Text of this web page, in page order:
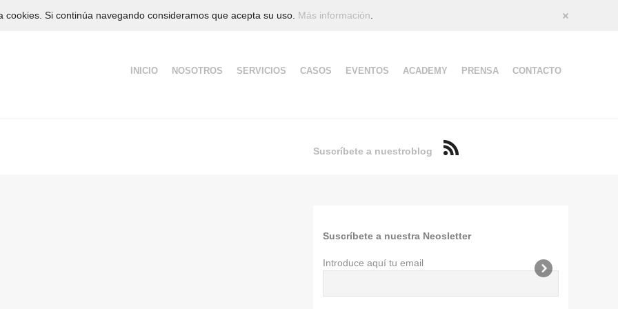
cookies. Si continúa navegando consideramos que acepta su uso. Más información
Saltar
INICIO NOSOTROS SERVICIOS CASOS EVENTOS ACADEMY PRENSA CONTACTO
Suscríbete a nuestroblog
Suscríbete a nuestra Neosletter
Introduce aquí tu email